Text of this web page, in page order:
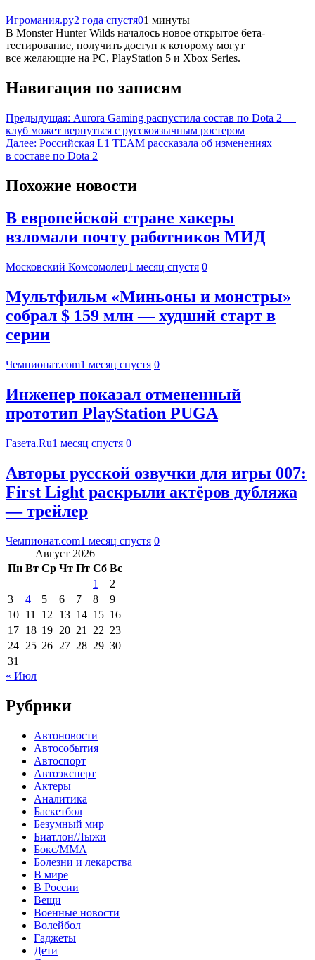
Игромания.ру2 года спустя01 минуты
В Monster Hunter Wilds началось новое открытое бета-
тестирование, получить доступ к которому могут
все желающие на PC, PlayStation 5 и Xbox Series.
Навигация по записям
Предыдущая: Aurora Gaming распустила состав по Dota 2 —
клуб может вернуться с русскоязычным ростером
Далее: Российская L1 TEAM рассказала об изменениях
в составе по Dota 2
Похожие новости
В европейской стране хакеры
взломали почту работников МИД
Московский Комсомолец1 месяц спустя 0
Мультфильм «Миньоны и монстры»
собрал $ 159 млн — худший старт в
серии
Чемпионат.com1 месяц спустя 0
Инженер показал отмененный
прототип PlayStation PUGA
Газета.Ru1 месяц спустя 0
Авторы русской озвучки для игры 007:
First Light раскрыли актёров дубляжа
— трейлер
Чемпионат.com1 месяц спустя 0
Август 2026
Пн Вт Ср Чт Пт Сб Вс
1
2
3
4 5 6 7 8
9
10 11 12 13 14 15 16
17 18 19 20 21 22 23
24 25 26 27 28 29 30
31
« Июл
Рубрики
Автоновости
Автособытия
Автоспорт
Автоэксперт
Актеры
Аналитика
Баскетбол
Безумный мир
Биатлон/Лыжи
Бокс/MMA
Болезни и лекарства
В мире
В России
Вещи
Военные новости
Волейбол
Гаджеты
Дети